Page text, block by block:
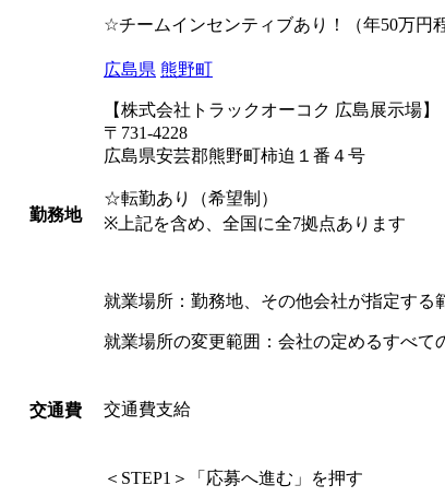
☆チームインセンティブあり！（年50万円
勤務地
広島県 熊野町
【株式会社トラックオーコク 広島展示場】
〒731-4228
広島県安芸郡熊野町柿迫１番４号
☆転勤あり（希望制）
※上記を含め、全国に全7拠点あります
就業場所：勤務地、その他会社が指定する
就業場所の変更範囲：会社の定めるすべて
交通費 交通費支給
＜STEP1＞「応募へ進む」を押す